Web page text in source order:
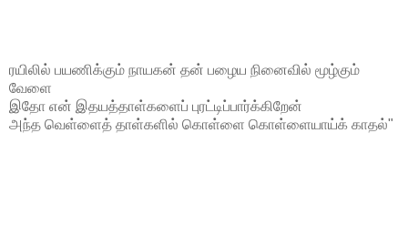
ரயிலில் பயணிக்கும் நாயகன் தன் பழைய நினைவில் மூழ்கும்
வேளை
இதோ என் இதயத்தாள்களைப் புரட்டிப்பார்க்கிறேன்
அந்த வெள்ளைத் தாள்களில் கொள்ளை கொள்ளையாய்க் காதல்"